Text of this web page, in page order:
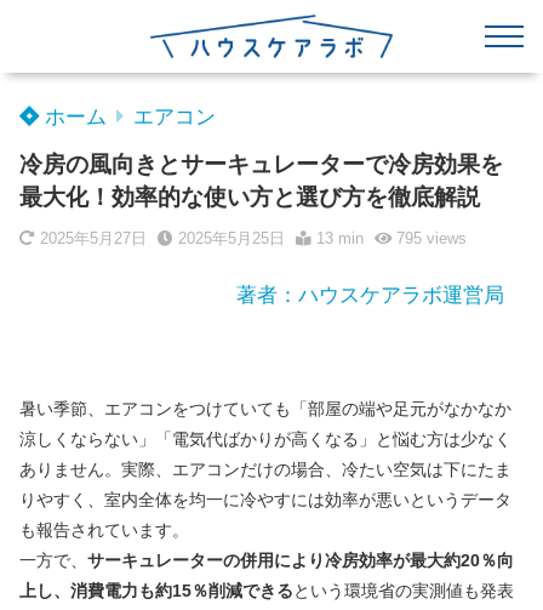
ホーム エアコン
冷房の風向きとサーキュレーターで冷房効果を
最大化！効率的な使い方と選び方を徹底解説
2025年5月27日 2025年5月25日 13 min 795views
著者：ハウスケアラボ運営局
暑い季節、エアコンをつけていても「部屋の端や足元がなかなか
涼しくならない」「電気代ばかりが高くなる」と悩む方は少なく
ありません。実際、エアコンだけの場合、冷たい空気は下にたま
りやすく、室内全体を均一に冷やすには効率が悪いというデータ
も報告されています。
一方で、 サーキュレーターの併用により冷房効率が最大約20％向
上し、消費電力も約15％削減できるという環境省の実測値も発表